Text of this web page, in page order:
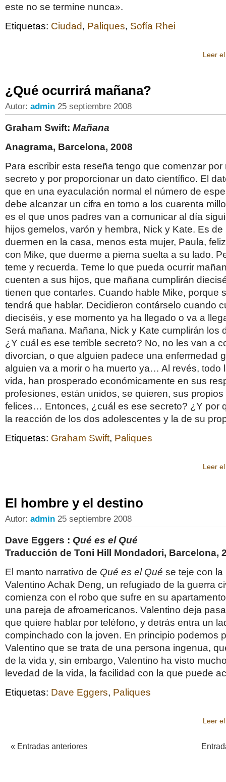
este no se termine nunca».
Etiquetas: Ciudad, Paliques, Sofía Rhei
Leer
¿Qué ocurrirá mañana?
Autor: admin 25 septiembre 2008
Graham Swift: Mañana
Anagrama, Barcelona, 2008
Para escribir esta reseña tengo que comenzar por
secreto y por proporcionar un dato científico. El
que en una eyaculación normal el número de
debe alcanzar un cifra en torno a los cuarenta
es el que unos padres van a comunicar al día
hijos gemelos, varón y hembra, Nick y Kate. Es
duermen en la casa, menos esta mujer, Paula,
con Mike, que duerme a pierna suelta a su lado.
teme y recuerda. Teme lo que pueda ocurrir
cuenten a sus hijos, que mañana cumplirán
tienen que contarles. Cuando hable Mike, porque
tendrá que hablar. Decidieron contárselo cuando
dieciséis, y ese momento ya ha llegado o va a
Será mañana. Mañana, Nick y Kate cumplirán los
¿Y cuál es ese terrible secreto? No, no les van a
divorcian, o que alguien padece una enfermedad
alguien va a morir o ha muerto ya… Al revés, todo
vida, han prosperado económicamente en sus
profesiones, están unidos, se quieren, sus
felices… Entonces, ¿cuál es ese secreto? ¿Y por
la reacción de los dos adolescentes y la de su
Etiquetas: Graham Swift, Paliques
Leer
El hombre y el destino
Autor: admin 25 septiembre 2008
Dave Eggers : Qué es el Qué
Traducción de Toni Hill Mondadori, Barcelona,
El manto narrativo de Qué es el Qué se teje con la
Valentino Achak Deng, un refugiado de la guerra
comienza con el robo que sufre en su
una pareja de afroamericanos. Valentino deja
que quiere hablar por teléfono, y detrás entra un
compinchado con la joven. En principio podemos
Valentino que se trata de una persona ingenua,
de la vida y, sin embargo, Valentino ha visto
levedad de la vida, la facilidad con la que puede
Etiquetas: Dave Eggers, Paliques
Leer
« Entradas anteriores